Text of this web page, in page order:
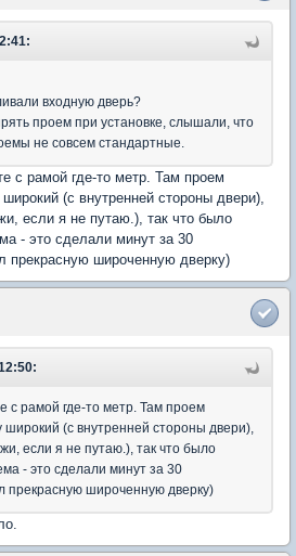
входную дверь?
проем при установке, слышали, что
не совсем стандартные.
с рамой где-то метр. Там проем
(с внутренней стороны двери),
если я не путаю.), так что было
- это сделали минут за 30
прекрасную широченную дверку)
с рамой где-то метр. Там проем
широкий (с внутренней стороны двери),
если я не путаю.), так что было
- это сделали минут за 30
прекрасную широченную дверку)